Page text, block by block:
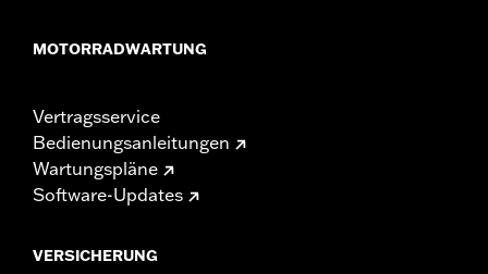
MOTORRADWARTUNG
Vertragsservice
Bedienungsanleitungen
Wartungspläne
Software-Updates
VERSICHERUNG